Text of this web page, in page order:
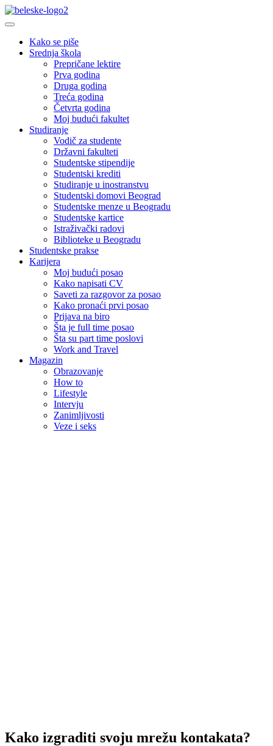
Kako se piše
Srednja škola
Prepričane lektire
Prva godina
Druga godina
Treća godina
Četvrta godina
Moj budući fakultet
Studiranje
Vodič za studente
Državni fakulteti
Studentske stipendije
Studentski krediti
Studiranje u inostranstvu
Studentski domovi Beograd
Studentske menze u Beogradu
Studentske kartice
Istraživački radovi
Biblioteke u Beogradu
Studentske prakse
Karijera
Moj budući posao
Kako napisati CV
Saveti za razgovor za posao
Kako pronaći prvi posao
Prijava na biro
Šta je full time posao
Šta su part time poslovi
Work and Travel
Magazin
Obrazovanje
How to
Lifestyle
Intervju
Zanimljivosti
Veze i seks
Kako izgraditi svoju mrežu kontakata?